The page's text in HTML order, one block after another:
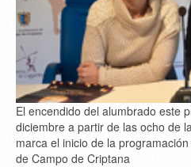
El encendido del alumbrado este
diciembre a partir de las ocho de
marca el inicio de la
de Campo de Criptana